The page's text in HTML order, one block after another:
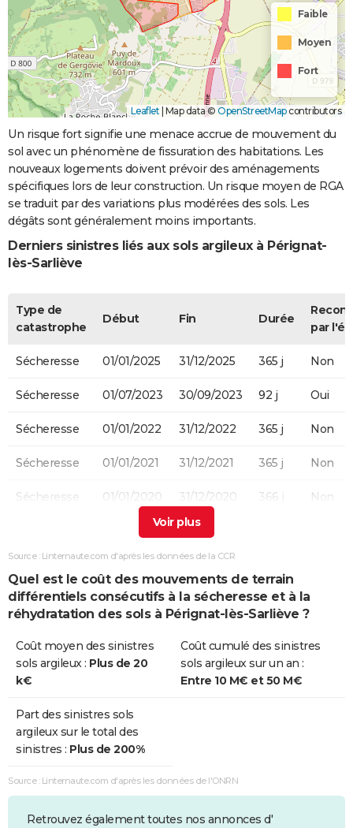
Faible
Moyen
Fort
Leaflet Map data © OpenStreetMapcontributors
Un risque fort signifie une menace accrue de mouvement du
sol avec un phénomène de fissuration des habitations. Les
nouveaux logements doivent prévoir des aménagements
spécifiques lors de leur construction. Un risque moyen de RGA
se traduit par des variations plus modérées des sols. Les
dégâts sont généralement moins importants.
Derniers sinistres liés aux sols argileux à Pérignat-
lès-Sarliève
Type de
catastrophe
Début Fin Durée
par
Sécheresse 01/01/2025 31/12/2025 365 j Non
Sécheresse 01/07/2023 30/09/2023 92 j Oui
Sécheresse 01/01/2022 31/12/2022 365 j Non
Sécheresse 01/01/2021 31/12/2021 365 j Non
Sécheresse 01/01/2020 31/12/2020 366 j Non
01/07/2018
Sécheresse 01/01/2016 31/03/2016 91 j
Sécheresse 01/07/2013 30/09/2013 92 j
Sécheresse 01/01/2011
Source : Linternaute.com d'après les données de la CCR
Quel est le coût des mouvements de terrain
différentiels consécutifs à la sécheresse et à la
réhydratation des sols à Pérignat-lès-Sarliève ?
Coût moyen des sinistres
sols argileux : Plus de 20
k€
Coût cumulé des sinistres
sols argileux sur un an :
Entre 10 M€ et 50 M€
Part des sinistres sols
argileux sur le total des
sinistres : Plus de 200%
Source : Linternaute.com d'après les données de l'ONRN
Retrouvez également toutes nos annonces d'